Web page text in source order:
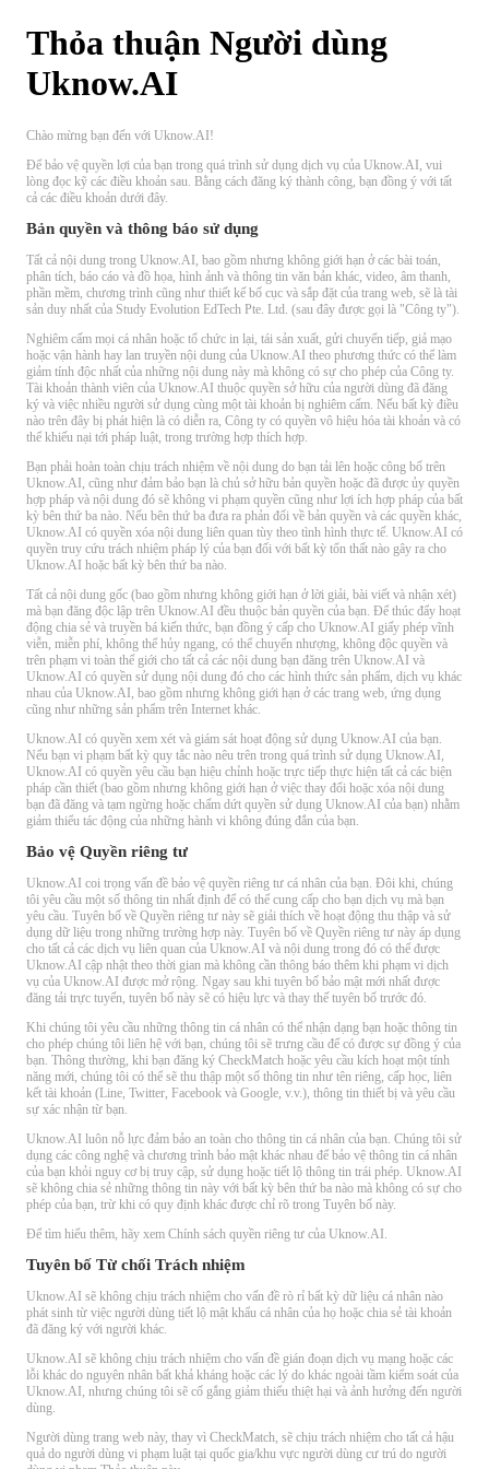
Thỏa thuận Người dùng
Uknow.AI
Chào mừng bạn đến với Uknow.AI!
Để bảo vệ quyền lợi của bạn trong quá trình sử dụng dịch vụ của Uknow.AI, vui
lòng đọc kỹ các điều khoản sau. Bằng cách đăng ký thành công, bạn đồng ý với tất
cả các điều khoản dưới đây.
Bản quyền và thông báo sử dụng
Tất cả nội dung trong Uknow.AI, bao gồm nhưng không giới hạn ở các bài toán,
phân tích, báo cáo và đồ họa, hình ảnh và thông tin văn bản khác, video, âm thanh,
phần mềm, chương trình cũng như thiết kế bố cục và sắp đặt của trang web, sẽ là tài
sản duy nhất của Study Evolution EdTech Pte. Ltd. (sau đây được gọi là "Công ty").
Nghiêm cấm mọi cá nhân hoặc tổ chức in lại, tái sản xuất, gửi chuyển tiếp, giả mạo
hoặc vận hành hay lan truyền nội dung của Uknow.AI theo phương thức có thể làm
giảm tính độc nhất của những nội dung này mà không có sự cho phép của Công ty.
Tài khoản thành viên của Uknow.AI thuộc quyền sở hữu của người dùng đã đăng
ký và việc nhiều người sử dụng cùng một tài khoản bị nghiêm cấm. Nếu bất kỳ điều
nào trên đây bị phát hiện là có diễn ra, Công ty có quyền vô hiệu hóa tài khoản và có
thể khiếu nại tới pháp luật, trong trường hợp thích hợp.
Bạn phải hoàn toàn chịu trách nhiệm về nội dung do bạn tải lên hoặc công bố trên
Uknow.AI, cũng như đảm bảo bạn là chủ sở hữu bản quyền hoặc đã được ủy quyền
hợp pháp và nội dung đó sẽ không vi phạm quyền cũng như lợi ích hợp pháp của bất
kỳ bên thứ ba nào. Nếu bên thứ ba đưa ra phản đối về bản quyền và các quyền khác,
Uknow.AI có quyền xóa nội dung liên quan tùy theo tình hình thực tế. Uknow.AI có
quyền truy cứu trách nhiệm pháp lý của bạn đối với bất kỳ tổn thất nào gây ra cho
Uknow.AI hoặc bất kỳ bên thứ ba nào.
Tất cả nội dung gốc (bao gồm nhưng không giới hạn ở lời giải, bài viết và nhận xét)
mà bạn đăng độc lập trên Uknow.AI đều thuộc bản quyền của bạn. Để thúc đẩy hoạt
động chia sẻ và truyền bá kiến ​​thức, bạn đồng ý cấp cho Uknow.AI giấy phép vĩnh
viễn, miễn phí, không thể hủy ngang, có thể chuyển nhượng, không độc quyền và
trên phạm vi toàn thế giới cho tất cả các nội dung bạn đăng trên Uknow.AI và
Uknow.AI có quyền sử dụng nội dung đó cho các hình thức sản phẩm, dịch vụ khác
nhau của Uknow.AI, bao gồm nhưng không giới hạn ở các trang web, ứng dụng
cũng như những sản phẩm trên Internet khác.
Uknow.AI có quyền xem xét và giám sát hoạt động sử dụng Uknow.AI của bạn.
Nếu bạn vi phạm bất kỳ quy tắc nào nêu trên trong quá trình sử dụng Uknow.AI,
Uknow.AI có quyền yêu cầu bạn hiệu chỉnh hoặc trực tiếp thực hiện tất cả các biện
pháp cần thiết (bao gồm nhưng không giới hạn ở việc thay đổi hoặc xóa nội dung
bạn đã đăng và tạm ngừng hoặc chấm dứt quyền sử dụng Uknow.AI của bạn) nhằm
giảm thiểu tác động của những hành vi không đúng đắn của bạn.
Bảo vệ Quyền riêng tư
Uknow.AI coi trọng vấn đề bảo vệ quyền riêng tư cá nhân của bạn. Đôi khi, chúng
tôi yêu cầu một số thông tin nhất định để có thể cung cấp cho bạn dịch vụ mà bạn
yêu cầu. Tuyên bố về Quyền riêng tư này sẽ giải thích về hoạt động thu thập và sử
dụng dữ liệu trong những trường hợp này. Tuyên bố về Quyền riêng tư này áp dụng
cho tất cả các dịch vụ liên quan của Uknow.AI và nội dung trong đó có thể được
Uknow.AI cập nhật theo thời gian mà không cần thông báo thêm khi phạm vi dịch
vụ của Uknow.AI được mở rộng. Ngay sau khi tuyên bố bảo mật mới nhất được
đăng tải trực tuyến, tuyên bố này sẽ có hiệu lực và thay thế tuyên bố trước đó.
Khi chúng tôi yêu cầu những thông tin cá nhân có thể nhận dạng bạn hoặc thông tin
cho phép chúng tôi liên hệ với bạn, chúng tôi sẽ trưng cầu để có được sự đồng ý của
bạn. Thông thường, khi bạn đăng ký CheckMatch hoặc yêu cầu kích hoạt một tính
năng mới, chúng tôi có thể sẽ thu thập một số thông tin như tên riêng, cấp học, liên
kết tài khoản (Line, Twitter, Facebook và Google, v.v.), thông tin thiết bị và yêu cầu
sự xác nhận từ bạn.
Uknow.AI luôn nỗ lực đảm bảo an toàn cho thông tin cá nhân của bạn. Chúng tôi sử
dụng các công nghệ và chương trình bảo mật khác nhau để bảo vệ thông tin cá nhân
của bạn khỏi nguy cơ bị truy cập, sử dụng hoặc tiết lộ thông tin trái phép. Uknow.AI
sẽ không chia sẻ những thông tin này với bất kỳ bên thứ ba nào mà không có sự cho
phép của bạn, trừ khi có quy định khác được chỉ rõ trong Tuyên bố này.
Để tìm hiểu thêm, hãy xem Chính sách quyền riêng tư của Uknow.AI.
Tuyên bố Từ chối Trách nhiệm
Uknow.AI sẽ không chịu trách nhiệm cho vấn đề rò rỉ bất kỳ dữ liệu cá nhân nào
phát sinh từ việc người dùng tiết lộ mật khẩu cá nhân của họ hoặc chia sẻ tài khoản
đã đăng ký với người khác.
Uknow.AI sẽ không chịu trách nhiệm cho vấn đề gián đoạn dịch vụ mạng hoặc các
lỗi khác do nguyên nhân bất khả kháng hoặc các lý do khác ngoài tầm kiểm soát của
Uknow.AI, nhưng chúng tôi sẽ cố gắng giảm thiểu thiệt hại và ảnh hưởng đến người
dùng.
Người dùng trang web này, thay vì CheckMatch, sẽ chịu trách nhiệm cho tất cả hậu
quả do người dùng vi phạm luật tại quốc gia/khu vực người dùng cư trú do người